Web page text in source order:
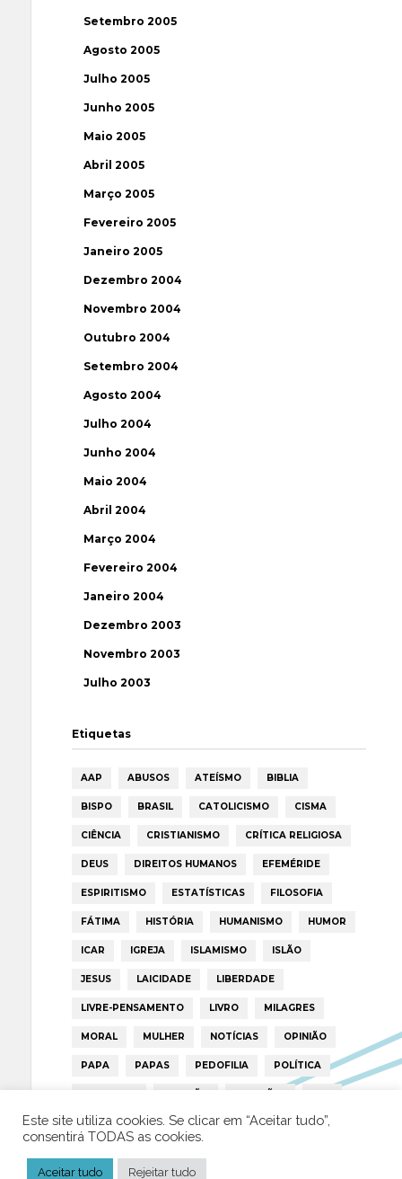
Setembro 2005
Agosto 2005
Julho 2005
Junho 2005
Maio 2005
Abril 2005
Março 2005
Fevereiro 2005
Janeiro 2005
Dezembro 2004
Novembro 2004
Outubro 2004
Setembro 2004
Agosto 2004
Julho 2004
Junho 2004
Maio 2004
Abril 2004
Março 2004
Fevereiro 2004
Janeiro 2004
Dezembro 2003
Novembro 2003
Julho 2003
Etiquetas
AAP ABUSOS ATEÍSMO BIBLIA
BISPO BRASIL CATOLICISMO CISMA
CIÊNCIA CRISTIANISMO CRÍTICA RELIGIOSA
DEUS DIREITOS HUMANOS EFEMÉRIDE
ESPIRITISMO ESTATÍSTICAS FILOSOFIA
FÁTIMA HISTÓRIA HUMANISMO HUMOR
ICAR IGREJA ISLAMISMO ISLÃO
JESUS LAICIDADE LIBERDADE
LIVRE-PENSAMENTO LIVRO MILAGRES
MORAL MULHER NOTÍCIAS OPINIÃO
PAPA PAPAS PEDOFILIA POLÍTICA
PORTUGAL RELIGIÃO RELIGIÕES RTP
TRUMP VATICANO
Este site utiliza cookies. Se clicar em “Aceitar tudo”,
consentirá TODAS as cookies.
Aceitar tudo Rejeitar tudo